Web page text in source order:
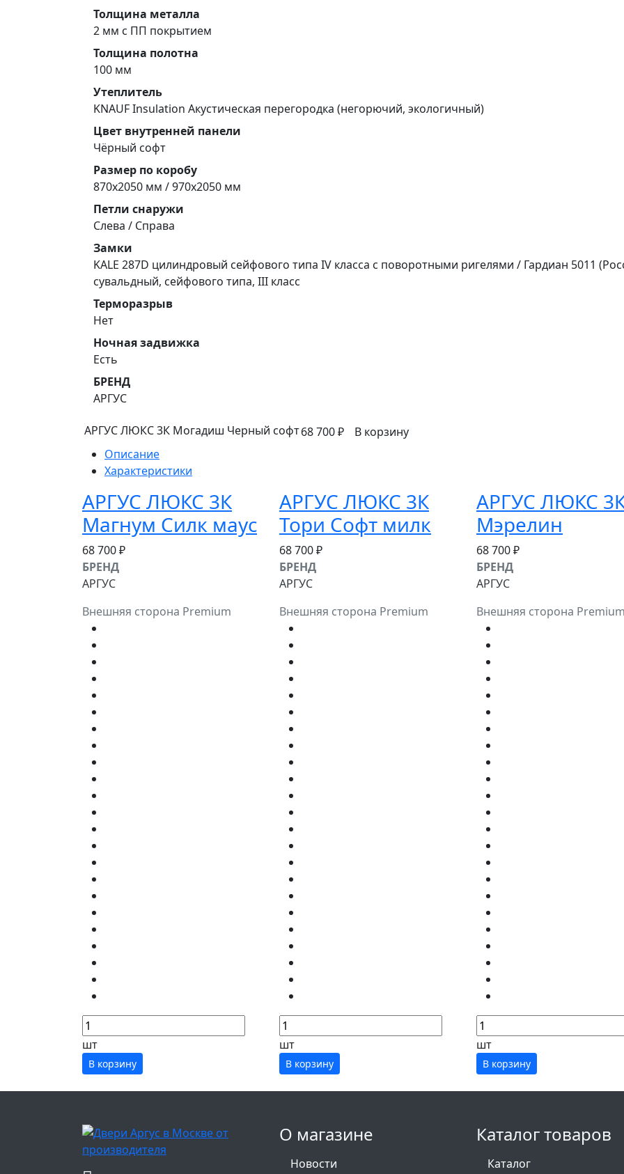
Толщина металла
2 мм с ПП покрытием
Толщина полотна
100 мм
Утеплитель
KNAUF Insulation Акустическая перегородка (негорючий, экологичный)
Цвет внутренней панели
Чёрный софт
Размер по коробу
870х2050 мм / 970х2050 мм
Петли снаружи
Слева / Справа
Замки
KALE 287D цилиндровый сейфового типа IV класса с поворотными ригелями / Гардиан 5011
сувальдный, сейфового типа, III класс
Терморазрыв
Нет
Ночная задвижка
Есть
БРЕНД
АРГУС
АРГУС ЛЮКС 3К Могадиш Черный софт68 700 ₽
В корзину
Описание
Характеристики
АРГУС ЛЮКС 3К
Магнум Силк маус
68 700 ₽
БРЕНД
АРГУС
Внешняя сторона Premium
шт
В корзину
АРГУС ЛЮКС 3К
Тори Софт милк
68 700 ₽
БРЕНД
АРГУС
Внешняя сторона Premium
шт
В корзину
АРГУС ЛЮКС
Мэрелин
68 700 ₽
БРЕНД
АРГУС
Внешняя сторона Premium
шт
В корзину
О магазине
Новости
Каталог товаров
Каталог